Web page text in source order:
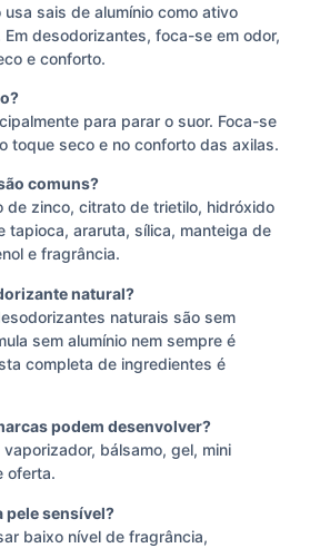
usa sais de alumínio como ativo
desodorizantes, foca-se em odor,
e conforto.
para parar o suor. Foca-se
toque seco e no conforto das axilas.
comuns?
de zinco, citrato de trietilo, hidróxido
tapioca, araruta, sílica, manteiga de
e fragrância.
natural?
naturais são sem
sem alumínio nem sempre é
completa de ingredientes é
podem desenvolver?
bálsamo, gel, mini
oferta.
pele sensível?
baixo nível de fragrância,